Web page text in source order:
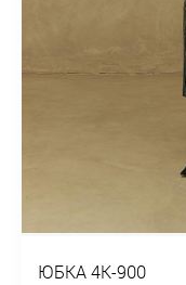
ЮБКА 4К-900